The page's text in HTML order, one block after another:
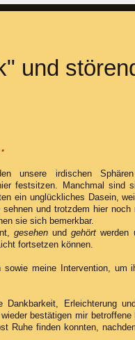
und
unsere irdischen
festsitzen. Manchmal sind
ein unglückliches Dasein,
sehnen und trotzdem hier noch
sie sich bemerkbar.
gesehenundgehört werden
fortsetzen können.
meine Intervention, um
Erleichterung
bestätigen mir betroffene
Ruhe finden konnten,